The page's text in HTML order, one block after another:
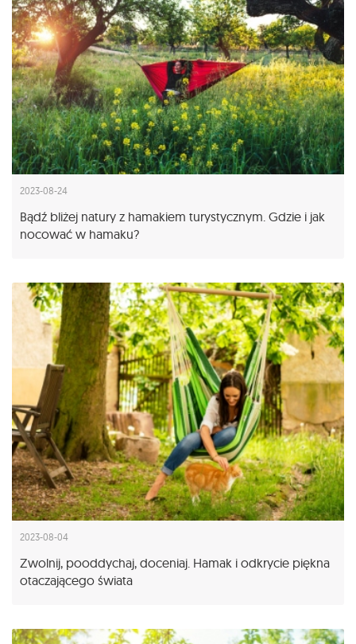
2023-08-24
Bądź bliżej natury z hamakiem turystycznym. Gdzie i jak
nocować w hamaku?
2023-08-04
Zwolnij, pooddychaj, doceniaj. Hamak i odkrycie piękna
otaczającego świata